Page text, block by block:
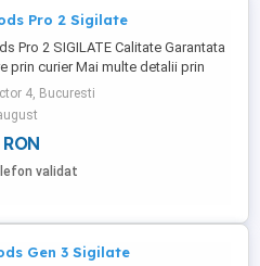
Pro 2 Sigilate
Pro 2 SIGILATE Calitate Garantata
prin curier Mai multe detalii prin
sau la telefon.
4, Bucuresti
validat
Gen 3 Sigilate